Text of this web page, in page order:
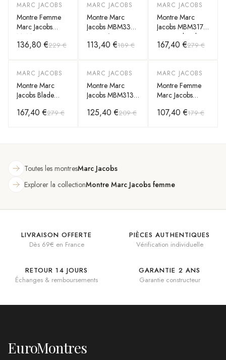
-40%
MARC JACOBS
Montre Femme
Marc Jacobs
MBM3294 Henry
Skeleton Acier
136,80 €229 €
-40%
MARC JACOBS
Montre Marc
Jacobs MBM3373
Argentée en
Acier Inoxydable
113,40 €189 €
-40%
MARC JACOBS
Montre Marc
Jacobs MBM3178
en acier bicolore
avec index en
167,40 €279 €
-40%
MARC JACOBS
Montre Marc
Jacobs Blade
acier argenté bi-
167,40 €279 €
-40%
MARC JACOBS
Montre Marc
Jacobs MBM3139
Inoxydable Bi-ton
125,40 €209 €
-40%
MARC JACOBS
Montre Femme
Marc Jacobs
Acier Argenté
107,40 €179 €
Toutes les montresMarc Jacobs
Explorer la collectionMontre Marc Jacobs femme
LIVRAISON OFFERTE
Dès 69€ en France
PIÈCES AUTHENTIQUES
Vérification individuelle
RETOUR 14 JOURS
Échanges & remboursements
GARANTIE 2 ANS
Garantie constructeur
EuroMontres